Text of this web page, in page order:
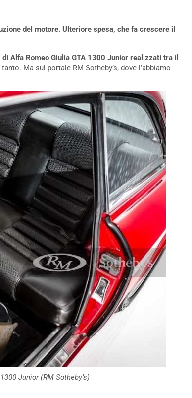
del motore. Ulteriore spesa, che fa crescere il
di Alfa Romeo Giulia GTA 1300 Junior realizzati tra il
Ma sul portale RM Sotheby’s, dove l’abbiamo
Junior (RM Sotheby’s)